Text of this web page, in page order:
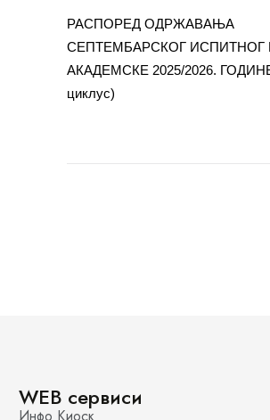
РАСПОРЕД ОДРЖАВАЊА
СЕПТЕМБАРСКОГ ИСПИТНОГ
АКАДЕМСКЕ 2025/2026.
циклус)
WEB сервиси